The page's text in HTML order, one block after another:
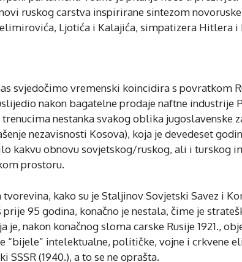
ruskog carstva inspirirane sintezom
Ljotića i Kalajića, simpatizera Hitlera i
svjedočimo vremenski koincidira s povratkom
nakon bagatelne prodaje naftne industrije
trenucima nestanka svakog oblika jugoslavenske
nezavisnosti Kosova), koja je devedeset
kakvu obnovu sovjetskog/ruskog, ali i turskog
prostoru.
kako su je Staljinov Sovjetski Savez i
95 godina, konačno je nestala, čime je
je, nakon konačnog sloma carske Rusije 1921.,
intelektualne, političke, vojne i crkvene
(1940.), a to se ne oprašta.